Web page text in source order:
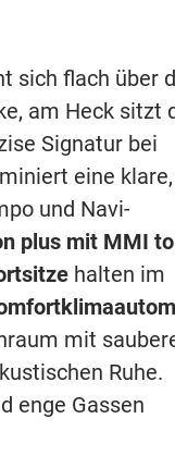
sich flach über
am Heck sitzt
Signatur bei
eine klare,
und Navi-
plus mit MMI
halten im
mit
Ruhe.
enge Gassen